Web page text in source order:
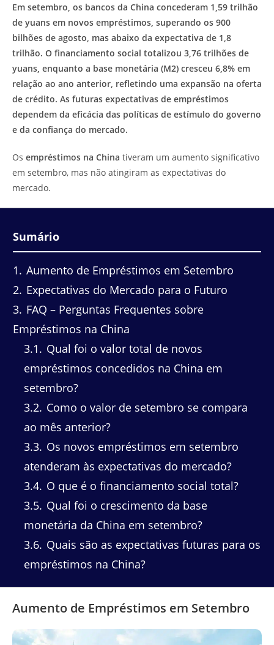
post:
Em setembro, os bancos da China concederam 1,59 trilhão
de yuans em novos empréstimos, superando os 900
bilhões de agosto, mas abaixo da expectativa de 1,8
trilhão. O financiamento social totalizou 3,76 trilhões de
yuans, enquanto a base monetária (M2) cresceu 6,8% em
relação ao ano anterior, refletindo uma expansão na oferta
de crédito. As futuras expectativas de empréstimos
dependem da eficácia das políticas de estímulo do governo
e da confiança do mercado.
Os empréstimos na China tiveram um aumento significativo
em setembro, mas não atingiram as expectativas do
mercado.
Sumário
1
Aumento de Empréstimos em Setembro
2 Expectativas do Mercado para o Futuro
3 FAQ – Perguntas Frequentes sobre
Empréstimos na China
3.1
Qual foi o valor total de novos
empréstimos concedidos na China em
setembro?
3.2 Como o valor de setembro se compara
ao mês anterior?
3.3 Os novos empréstimos em setembro
atenderam às expectativas do mercado?
3.4 O que é o financiamento social total?
3.5 Qual foi o crescimento da base
monetária da China em setembro?
3.6 Quais são as expectativas futuras para os
empréstimos na China?
Aumento de Empréstimos em Setembro